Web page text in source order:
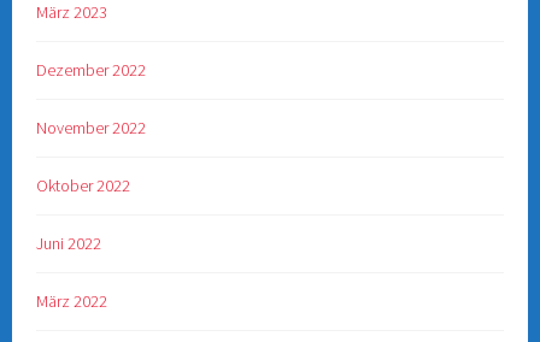
März 2023
Dezember 2022
November 2022
Oktober 2022
Juni 2022
März 2022